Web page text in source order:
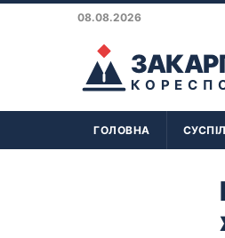
08.08.2026
ГОЛОВНА